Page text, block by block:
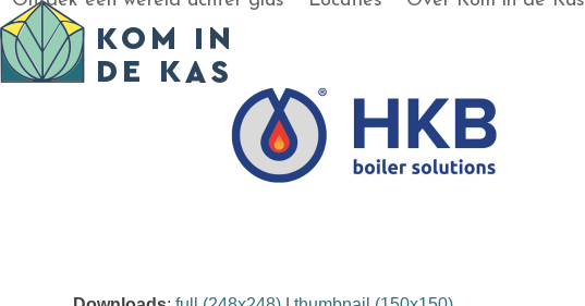
Skip
to
content